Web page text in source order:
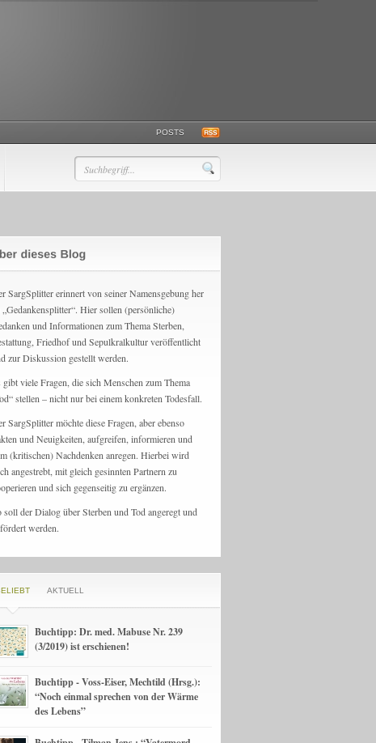
POSTS
SargSplitter erinnert von seiner Namensgebung her
„Gedankensplitter“. Hier sollen (persönliche)
und Informationen zum Thema Sterben,
Friedhof und Sepulkralkultur veröffentlicht
zur Diskussion gestellt werden.
gibt viele Fragen, die sich Menschen zum Thema
stellen – nicht nur bei einem konkreten Todesfall.
SargSplitter möchte diese Fragen, aber ebenso
und Neuigkeiten, aufgreifen, informieren und
(kritischen) Nachdenken anregen. Hierbei wird
angestrebt, mit gleich gesinnten Partnern zu
und sich gegenseitig zu ergänzen.
soll der Dialog über Sterben und Tod angeregt und
werden.
AKTUELL
Buchtipp: Dr. med. Mabuse Nr. 239
(3/2019) ist erschienen!
Buchtipp - Voss-Eiser, Mechtild (Hrsg.):
“Noch einmal sprechen von der Wärme
des Lebens”